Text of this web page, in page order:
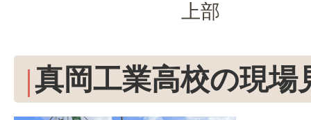
上部
真岡工業高校の現場